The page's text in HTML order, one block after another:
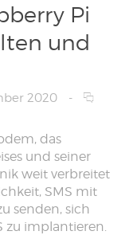
Pi
und
2020
-
das
und seiner
weit verbreitet
SMS mit
senden, sich
zu implantieren.